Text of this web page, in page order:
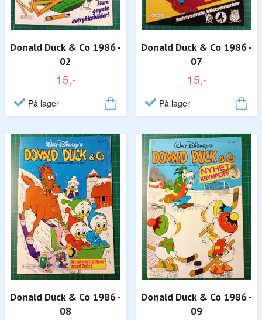
Donald Duck & Co 1986 -
02
15,-
På lager
Donald Duck & Co 1986 -
07
15,-
På lager
Donald Duck & Co 1986 -
08
Donald Duck & Co 1986 -
09